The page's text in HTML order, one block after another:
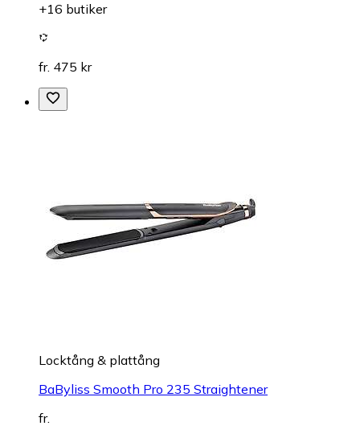
+16 butiker
fr. 475 kr
Locktång & plattång
BaByliss Smooth Pro 235 Straightener
fr.